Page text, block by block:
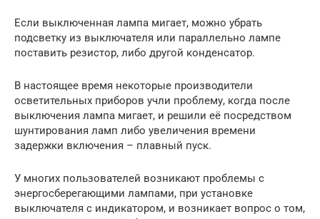
Если выключенная лампа мигает, можно убрать
подсветку из выключателя или параллельно лампе
поставить резистор, либо другой конденсатор.
В настоящее время некоторые производители
осветительных приборов учли проблему, когда после
выключения лампа мигает, и решили её посредством
шунтирования ламп либо увеличения времени
задержки включения – плавный пуск.
У многих пользователей возникают проблемы с
энергосберегающими лампами, при установке
выключателя с индикатором, и возникает вопрос о том,